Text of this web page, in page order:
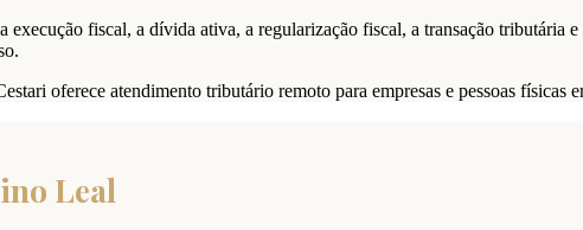
fiscal, a dívida ativa, a regularização fiscal, a transação tributária
oferece atendimento tributário remoto para empresas e pessoas
Leal